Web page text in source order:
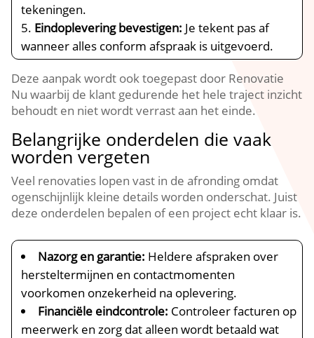
tekeningen.​
Eindoplevering bevestigen: Je tekent pas af
wanneer alles conform afspraak is uitgevoerd.​
Deze aanpak wordt ook toegepast door Renovatie
Nu waarbij de klant gedurende het hele traject inzicht
behoudt en niet wordt verrast aan het einde.​
Belangrijke onderdelen die vaak
worden vergeten
Veel renovaties lopen vast in de afronding omdat
ogenschijnlijk kleine details worden onderschat.​ Juist
deze onderdelen bepalen of een project echt klaar is.​
Nazorg en garantie: Heldere afspraken over
hersteltermijnen en contactmomenten
voorkomen onzekerheid na oplevering.​
Financiële eindcontrole: Controleer facturen op
meerwerk en zorg dat alleen wordt betaald wat